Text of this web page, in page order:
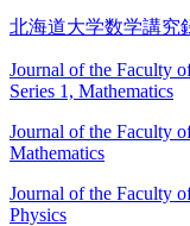
北海道大学数学講究
Journal of the Faculty
Series 1, Mathematics
Journal of the Faculty
Mathematics
Journal of the Faculty
Physics